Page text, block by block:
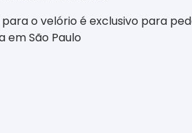
o velório é exclusivo para
em São Paulo